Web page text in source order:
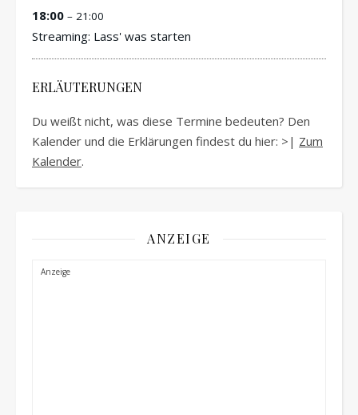
18:00 – 21:00
Streaming: Lass' was starten
ERLÄUTERUNGEN
Du weißt nicht, was diese Termine bedeuten? Den
Kalender und die Erklärungen findest du hier: >| Zum
Kalender.
ANZEIGE